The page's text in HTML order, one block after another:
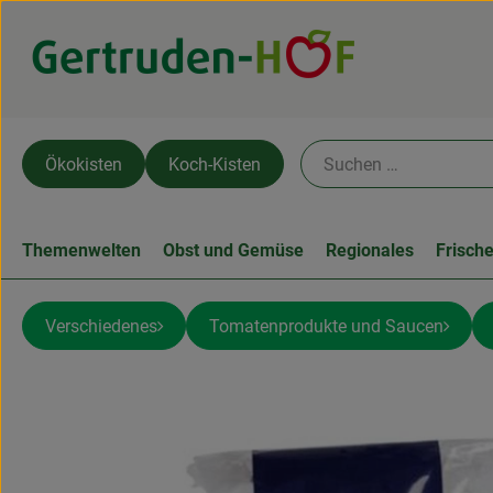
Ökokisten Koch-Kisten
Themenwelten Obst und Gemüse Regionales
Verschiedenes Tomatenprodukte und Saucen